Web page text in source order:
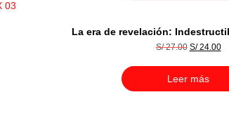
La era de revelación:
S/27.00 El
original
era:
S/ 27.00.
S/24.00El
Leer más